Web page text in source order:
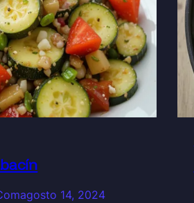
agosto 14, 2024